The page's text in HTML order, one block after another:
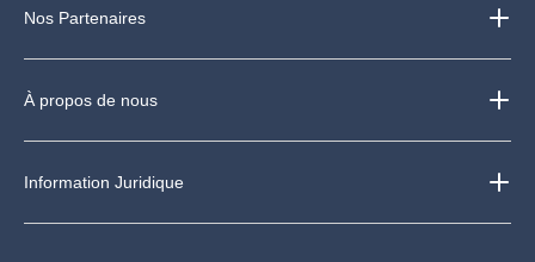
Nos Partenaires
À propos de nous
Information Juridique